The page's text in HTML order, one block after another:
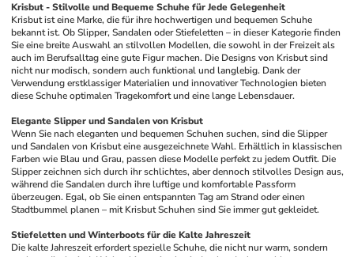
Krisbut - Stilvolle und Bequeme Schuhe für Jede Gelegenheit
Krisbut ist eine Marke, die für ihre hochwertigen und bequemen Schuhe
bekannt ist. Ob Slipper, Sandalen oder Stiefeletten – in dieser Kategorie finden
Sie eine breite Auswahl an stilvollen Modellen, die sowohl in der Freizeit als
auch im Berufsalltag eine gute Figur machen. Die Designs von Krisbut sind
nicht nur modisch, sondern auch funktional und langlebig. Dank der
Verwendung erstklassiger Materialien und innovativer Technologien bieten
diese Schuhe optimalen Tragekomfort und eine lange Lebensdauer.
Elegante Slipper und Sandalen von Krisbut
Wenn Sie nach eleganten und bequemen Schuhen suchen, sind die Slipper
und Sandalen von Krisbut eine ausgezeichnete Wahl. Erhältlich in klassischen
Farben wie Blau und Grau, passen diese Modelle perfekt zu jedem Outfit. Die
Slipper zeichnen sich durch ihr schlichtes, aber dennoch stilvolles Design aus,
während die Sandalen durch ihre luftige und komfortable Passform
überzeugen. Egal, ob Sie einen entspannten Tag am Strand oder einen
Stadtbummel planen – mit Krisbut Schuhen sind Sie immer gut gekleidet.
Stiefeletten und Winterboots für die Kalte Jahreszeit
Die kalte Jahreszeit erfordert spezielle Schuhe, die nicht nur warm, sondern